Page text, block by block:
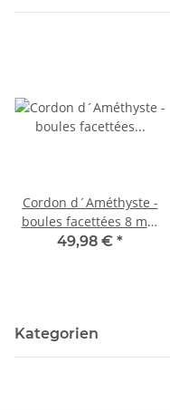
Cordon d´Améthyste -
boules facettées 8 mm
violet, longueur 40 cm
49,98 € *
Kategorien